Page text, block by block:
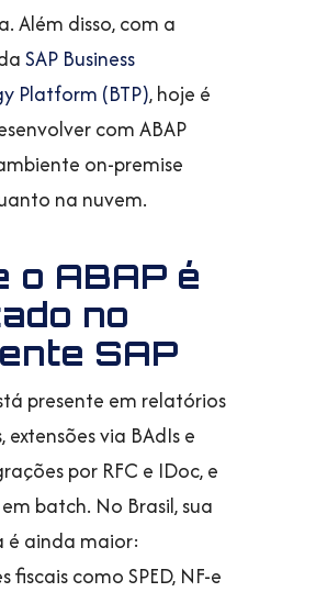
Além disso, com a
SAP Business
Platform (BTP), hoje é
com ABAP
on-premise
na nuvem.
o ABAP é
no
SAP
presente em relatórios
extensões via BAdIs e
por RFC e IDoc, e
batch. No Brasil, sua
é ainda maior:
fiscais como SPED, NF-e